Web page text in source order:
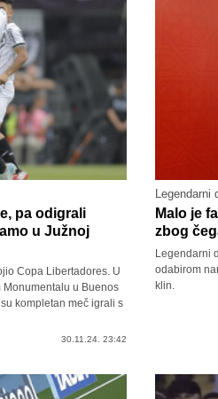
pa odigrali
u Južnoj
Copa Libertadores. U
u Buenos
kompletan meč igrali s
30.11.24. 23:42
Legendarni
Malo je
zbog
Legendarni
odabirom
klin.